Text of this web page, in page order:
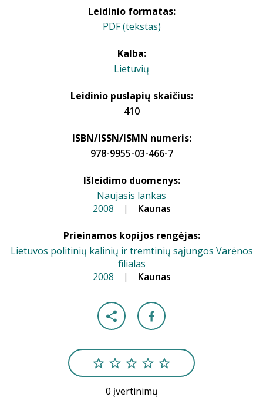
Leidinio formatas:
PDF (tekstas)
Kalba:
Lietuvių
Leidinio puslapių skaičius:
410
ISBN/ISSN/ISMN numeris:
978-9955-03-466-7
Išleidimo duomenys:
Naujasis lankas
2008 | Kaunas
Prieinamos kopijos rengėjas:
Lietuvos politinių kalinių ir tremtinių sąjungos Varėnos
filialas
2008 | Kaunas
0 įvertinimų